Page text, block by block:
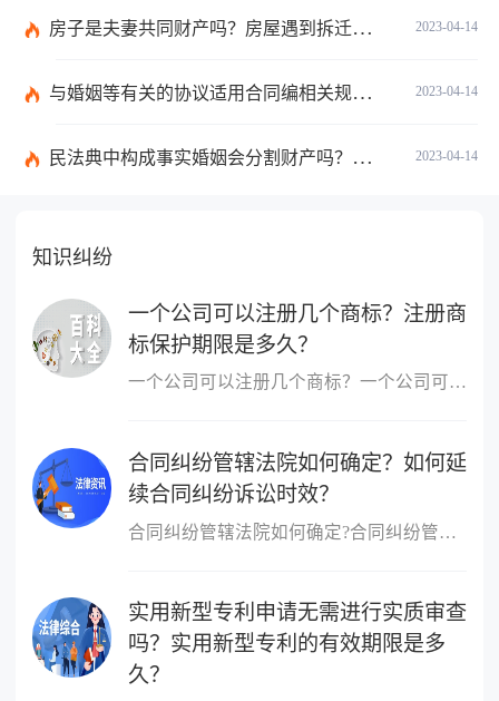
2023-04-14
房子是夫妻共同财产吗？房屋遇到拆迁究竟是要房子还是要钱？
2023-04-14
与婚姻等有关的协议适用合同编相关规定吗？夫妻共同财产的范围有哪些？
2023-04-14
民法典中构成事实婚姻会分割财产吗？婚后夫妻共同财产有哪些？
知识纠纷
一个公司可以注册几个商标？注册商
标保护期限是多久？
一个公司可以注册几个商标？一个公司可以申请无数个商标，没有限制...
合同纠纷管辖法院如何确定？如何延
续合同纠纷诉讼时效？
合同纠纷管辖法院如何确定?合同纠纷管辖法院的确定方式：当事人可以...
实用新型专利申请无需进行实质审查
吗？实用新型专利的有效期限是多
久？